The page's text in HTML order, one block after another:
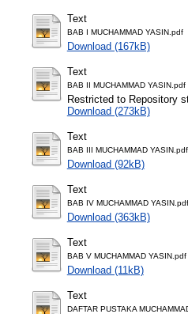
Text
BAB I MUCHAMMAD YASIN.pdf
Download (167kB)
Text
BAB II MUCHAMMAD YASIN.pdf
Restricted to Repository
Download (273kB)
Text
BAB III MUCHAMMAD YASIN.pdf
Download (92kB)
Text
BAB IV MUCHAMMAD YASIN.pdf
Download (363kB)
Text
BAB V MUCHAMMAD YASIN.pdf
Download (11kB)
Text
DAFTAR PUSTAKA